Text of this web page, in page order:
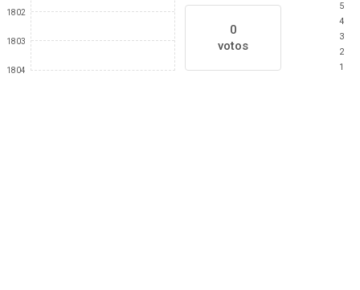
1802
1803
1804
0
votos
5
4
3
2
1